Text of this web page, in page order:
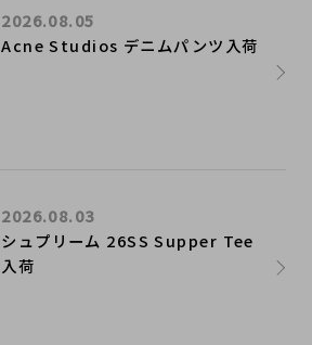
Acne Studios デニムパンツ入荷
2026.08.05
シュプリーム 26SS Supper Tee
入荷
2026.08.03